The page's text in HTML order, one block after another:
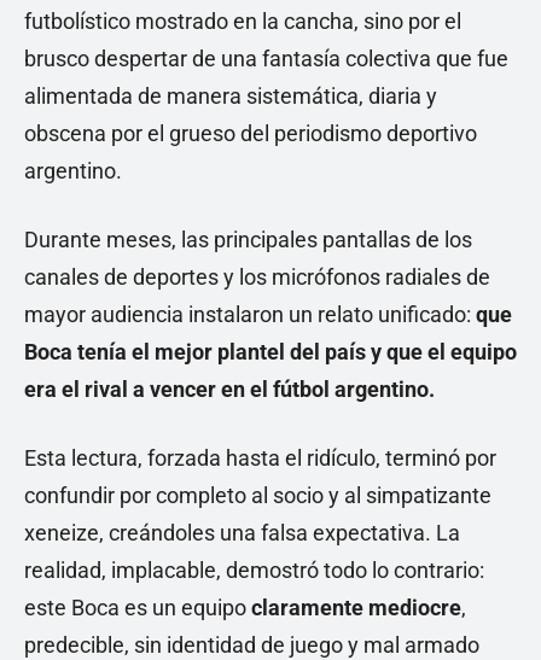
futbolístico mostrado en la cancha, sino por el
brusco despertar de una fantasía colectiva que fue
alimentada de manera sistemática, diaria y
obscena por el grueso del periodismo deportivo
argentino.
Durante meses, las principales pantallas de los
canales de deportes y los micrófonos radiales de
mayor audiencia instalaron un relato unificado: que
Boca tenía el mejor plantel del país y que el equipo
era el rival a vencer en el fútbol argentino.
Esta lectura, forzada hasta el ridículo, terminó por
confundir por completo al socio y al simpatizante
xeneize, creándoles una falsa expectativa. La
realidad, implacable, demostró todo lo contrario:
este Boca es un equipoclaramente mediocre,
predecible, sin identidad de juego y mal armado